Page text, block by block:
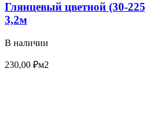
Глянцевый цветной (30-
3,2м
В наличии
230,00 ₽м2